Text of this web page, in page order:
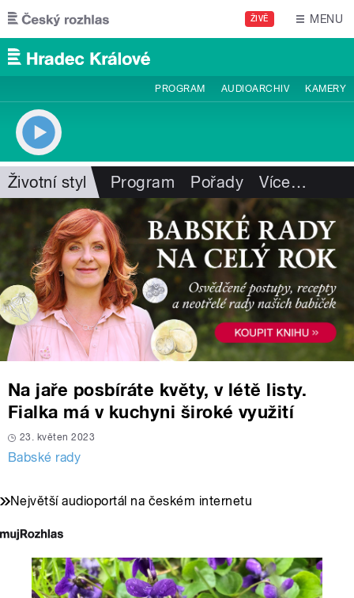
Přejít k hlavnímu obsahu
ŽIVĚ MENU
PROGRAM AUDIOARCHIV KAMERY
Životní styl Program Pořady Více…
Na jaře posbíráte květy, v létě listy.
Fialka má v kuchyni široké využití
23. květen 2023
Babské rady
Největší audioportál na českém internetu